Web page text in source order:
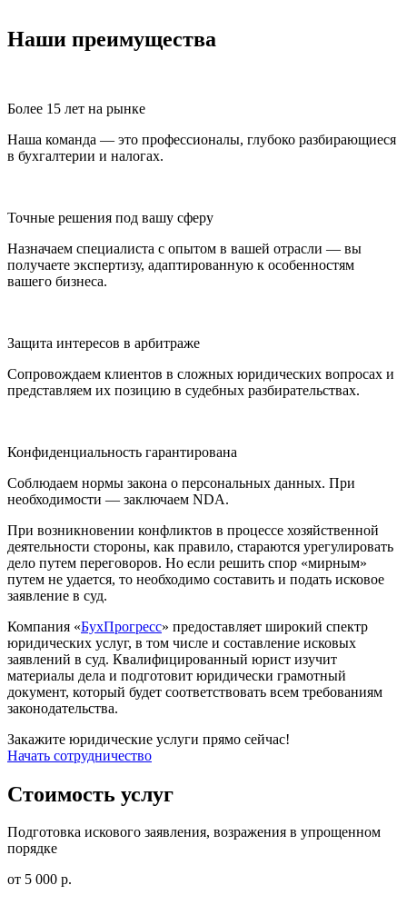
Наши преимущества
Более 15 лет на рынке
Наша команда — это профессионалы, глубоко разбирающиеся
в бухгалтерии и налогах.
Точные решения под вашу сферу
Назначаем специалиста с опытом в вашей отрасли — вы
получаете экспертизу, адаптированную к особенностям
вашего бизнеса.
Защита интересов в арбитраже
Сопровождаем клиентов в сложных юридических вопросах и
представляем их позицию в судебных разбирательствах.
Конфиденциальность гарантирована
Соблюдаем нормы закона о персональных данных. При
необходимости — заключаем NDA.
При возникновении конфликтов в процессе хозяйственной
деятельности стороны, как правило, стараются урегулировать
дело путем переговоров. Но если решить спор «мирным»
путем не удается, то необходимо составить и подать исковое
заявление в суд.
Компания «БухПрогресс» предоставляет широкий спектр
юридических услуг, в том числе и составление исковых
заявлений в суд. Квалифицированный юрист изучит
материалы дела и подготовит юридически грамотный
документ, который будет соответствовать всем требованиям
законодательства.
Закажите юридические услуги прямо сейчас!
Начать сотрудничество
Стоимость услуг
Подготовка искового заявления, возражения в упрощенном
порядке
от 5 000 р.